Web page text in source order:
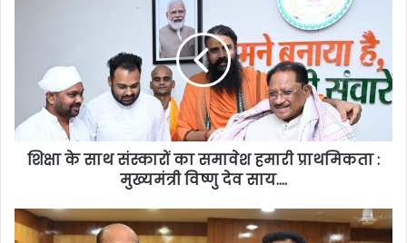
शिक्षा के साथ संस्कारों का समावेश हमारी प्राथमिकता :
मुख्यमंत्री विष्णु देव साय….